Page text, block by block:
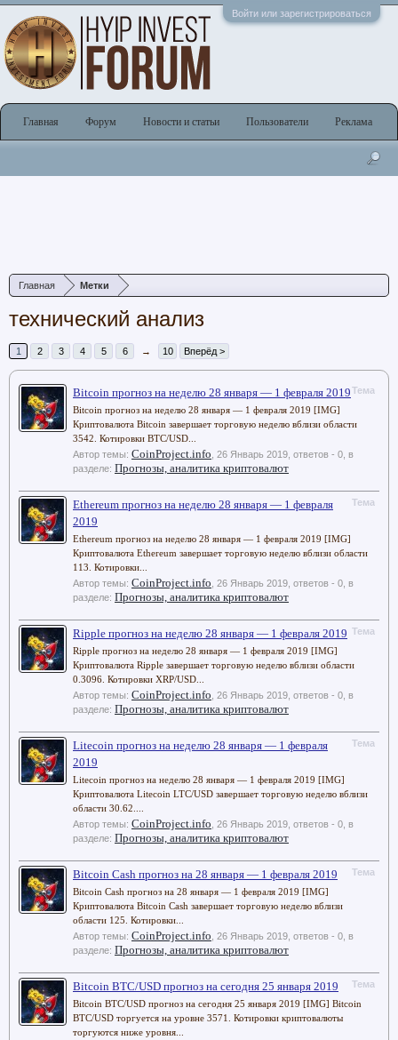
Войти или зарегистрироваться
Главная Метки
технический анализ
1 2 3 4 5 6 → 10 Вперёд >
Тема
Bitcoin прогноз на неделю 28 января — 1 февраля 2019
Bitcoin прогноз на неделю 28 января — 1 февраля 2019 [IMG]
Криптовалюта Bitcoin завершает торговую неделю вблизи области
3542. Котировки BTC/USD...
Автор темы: CoinProject.info 26 Январь 2019 , ответов - 0, в
разделе: Прогнозы, аналитика криптовалют
Тема
Ethereum прогноз на неделю 28 января — 1 февраля
2019
Ethereum прогноз на неделю 28 января — 1 февраля 2019 [IMG]
Криптовалюта Ethereum завершает торговую неделю вблизи области
113. Котировки...
Автор темы: CoinProject.info 26 Январь 2019 , ответов - 0, в
разделе: Прогнозы, аналитика криптовалют
Тема
Ripple прогноз на неделю 28 января — 1 февраля 2019
Ripple прогноз на неделю 28 января — 1 февраля 2019 [IMG]
Криптовалюта Ripple завершает торговую неделю вблизи области
0.3096. Котировки XRP/USD...
Автор темы: CoinProject.info 26 Январь 2019 , ответов - 0, в
разделе: Прогнозы, аналитика криптовалют
Тема
Litecoin прогноз на неделю 28 января — 1 февраля
2019
Litecoin прогноз на неделю 28 января — 1 февраля 2019 [IMG]
Криптовалюта Litecoin LTC/USD завершает торговую неделю вблизи
области 30.62....
Автор темы: CoinProject.info 26 Январь 2019 , ответов - 0, в
разделе: Прогнозы, аналитика криптовалют
Тема
Bitcoin Cash прогноз на 28 января — 1 февраля 2019
Bitcoin Cash прогноз на 28 января — 1 февраля 2019 [IMG]
Криптовалюта Bitcoin Cash завершает торговую неделю вблизи
области 125. Котировки...
Автор темы: CoinProject.info 26 Январь 2019 , ответов - 0, в
разделе: Прогнозы, аналитика криптовалют
Тема
Bitcoin BTC/USD прогноз на сегодня 25 января 2019
Bitcoin BTC/USD прогноз на сегодня 25 января 2019 [IMG] Bitcoin
BTC/USD торгуется на уровне 3571. Котировки криптовалюты
торгуются ниже уровня...
Главная Форум Новости и статьи Пользователи Реклама